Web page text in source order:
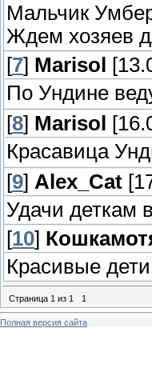
Мальчик
Ждем хозяев
[7] Marisol
По Ундине
[8] Marisol
Красавица
[9] Alex_Cat
Удачи деткам
[10]
Красивые
Страница 1 из 1 1
Полная версия сайта